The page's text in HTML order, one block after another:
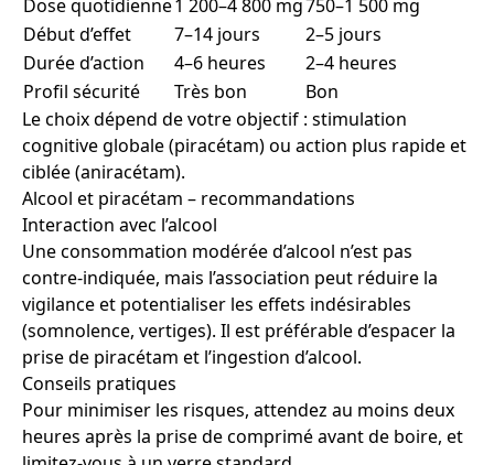
Dose quotidienne1 200–4 800 mg750–1 500 mg
Début d’effet
7–14 jours
2–5 jours
Durée d’action
4–6 heures
2–4 heures
Profil sécurité
Très bon
Bon
Le choix dépend de votre objectif : stimulation
cognitive globale (piracétam) ou action plus rapide et
ciblée (aniracétam).
Alcool et piracétam – recommandations
Interaction avec l’alcool
Une consommation modérée d’alcool n’est pas
contre-indiquée, mais l’association peut réduire la
vigilance et potentialiser les effets indésirables
(somnolence, vertiges). Il est préférable d’espacer la
prise de piracétam et l’ingestion d’alcool.
Conseils pratiques
Pour minimiser les risques, attendez au moins deux
heures après la prise de comprimé avant de boire, et